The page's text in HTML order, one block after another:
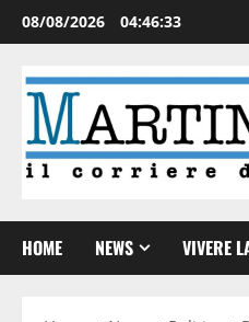
08/08/2026 04:46:34
HOME NEWS VIVERE